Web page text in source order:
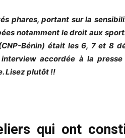
phares, portant sur la
notamment le droit aux
Bénin) était les 6, 7 et 8
accordée à la
Lisez plutôt !!
qui ont